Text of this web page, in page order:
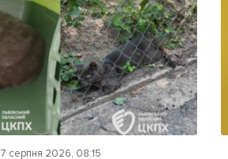
7 серпня 2026, 08:15